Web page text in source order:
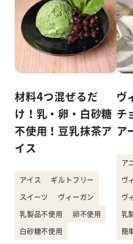
材料4つ混ぜるだ
け！乳・卵・白砂糖
不使用！豆乳抹茶ア
イス
アイス ギルトフリー
スイーツ ヴィーガン
乳製品不使用 卵不使用
白砂糖不使用
ヴ
チ
ア
ア
ヴ
ヴ
乳
簡